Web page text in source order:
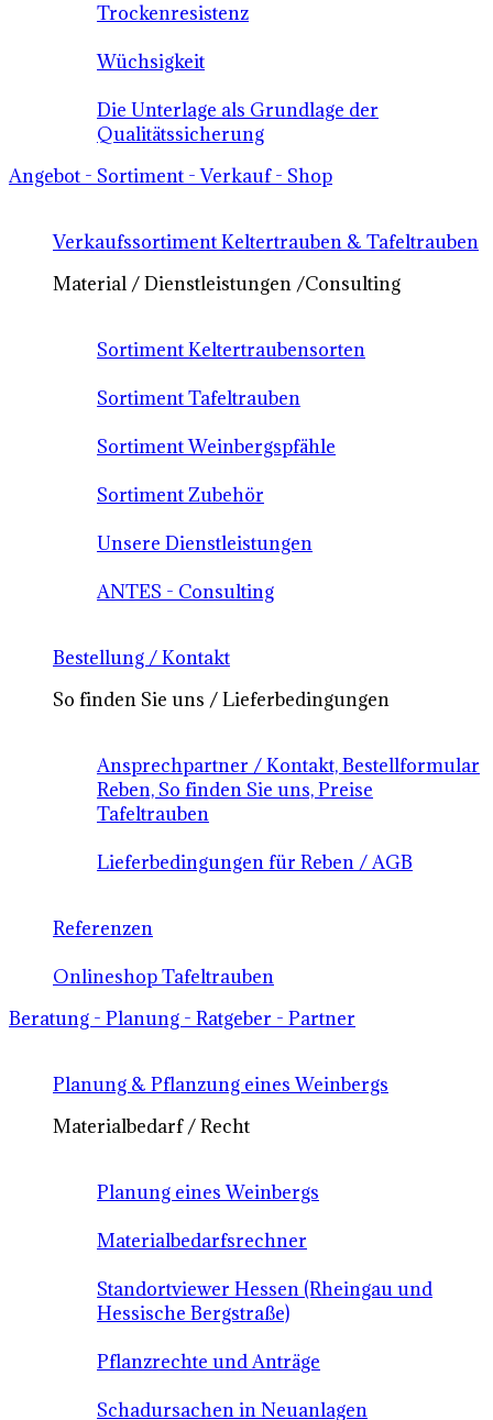
Trockenresistenz
Wüchsigkeit
Die Unterlage als Grundlage der
Qualitätssicherung
Angebot - Sortiment - Verkauf - Shop
Verkaufssortiment Keltertrauben & Tafeltrauben
Material / Dienstleistungen /Consulting
Sortiment Keltertraubensorten
Sortiment Tafeltrauben
Sortiment Weinbergspfähle
Sortiment Zubehör
Unsere Dienstleistungen
ANTES - Consulting
Bestellung / Kontakt
So finden Sie uns / Lieferbedingungen
Ansprechpartner / Kontakt, Bestellformular
Reben, So finden Sie uns, Preise
Tafeltrauben
Lieferbedingungen für Reben / AGB
Referenzen
Onlineshop Tafeltrauben
Beratung - Planung - Ratgeber - Partner
Planung & Pflanzung eines Weinbergs
Materialbedarf / Recht
Planung eines Weinbergs
Materialbedarfsrechner
Standortviewer Hessen (Rheingau und
Hessische Bergstraße)
Pflanzrechte und Anträge
Schadursachen in Neuanlagen